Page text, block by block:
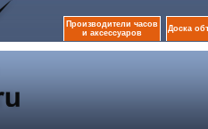
Производители часов
и аксессуаров
Доска